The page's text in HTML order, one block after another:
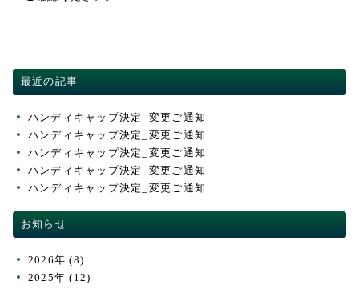
最近の記事
ハンディキャップ決定_変更ご通知
ハンディキャップ決定_変更ご通知
ハンディキャップ決定_変更ご通知
ハンディキャップ決定_変更ご通知
ハンディキャップ決定_変更ご通知
お知らせ
2026年 (8)
2025年 (12)